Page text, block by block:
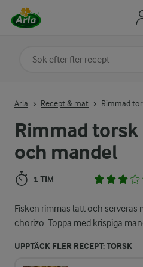
Rimmad
och mandel
1 TIM
Fisken rimmas lätt och serveras
chorizo. Toppa med krispiga
UPPTÄCK FLER RECEPT: TORSK
Arla Recept & mat Rimmad
Sök på kategori eller ingrediens